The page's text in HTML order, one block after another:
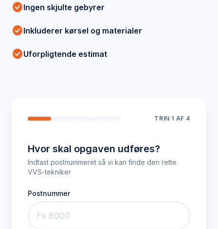
check_circleIngen skjulte gebyrer
check_circleInkluderer kørsel og materialer
check_circleUforpligtende estimat
TRIN 1 AF 4
Hvor skal opgaven udføres?
Indtast postnummeret så vi kan finde den rette
VVS-tekniker
Postnummer